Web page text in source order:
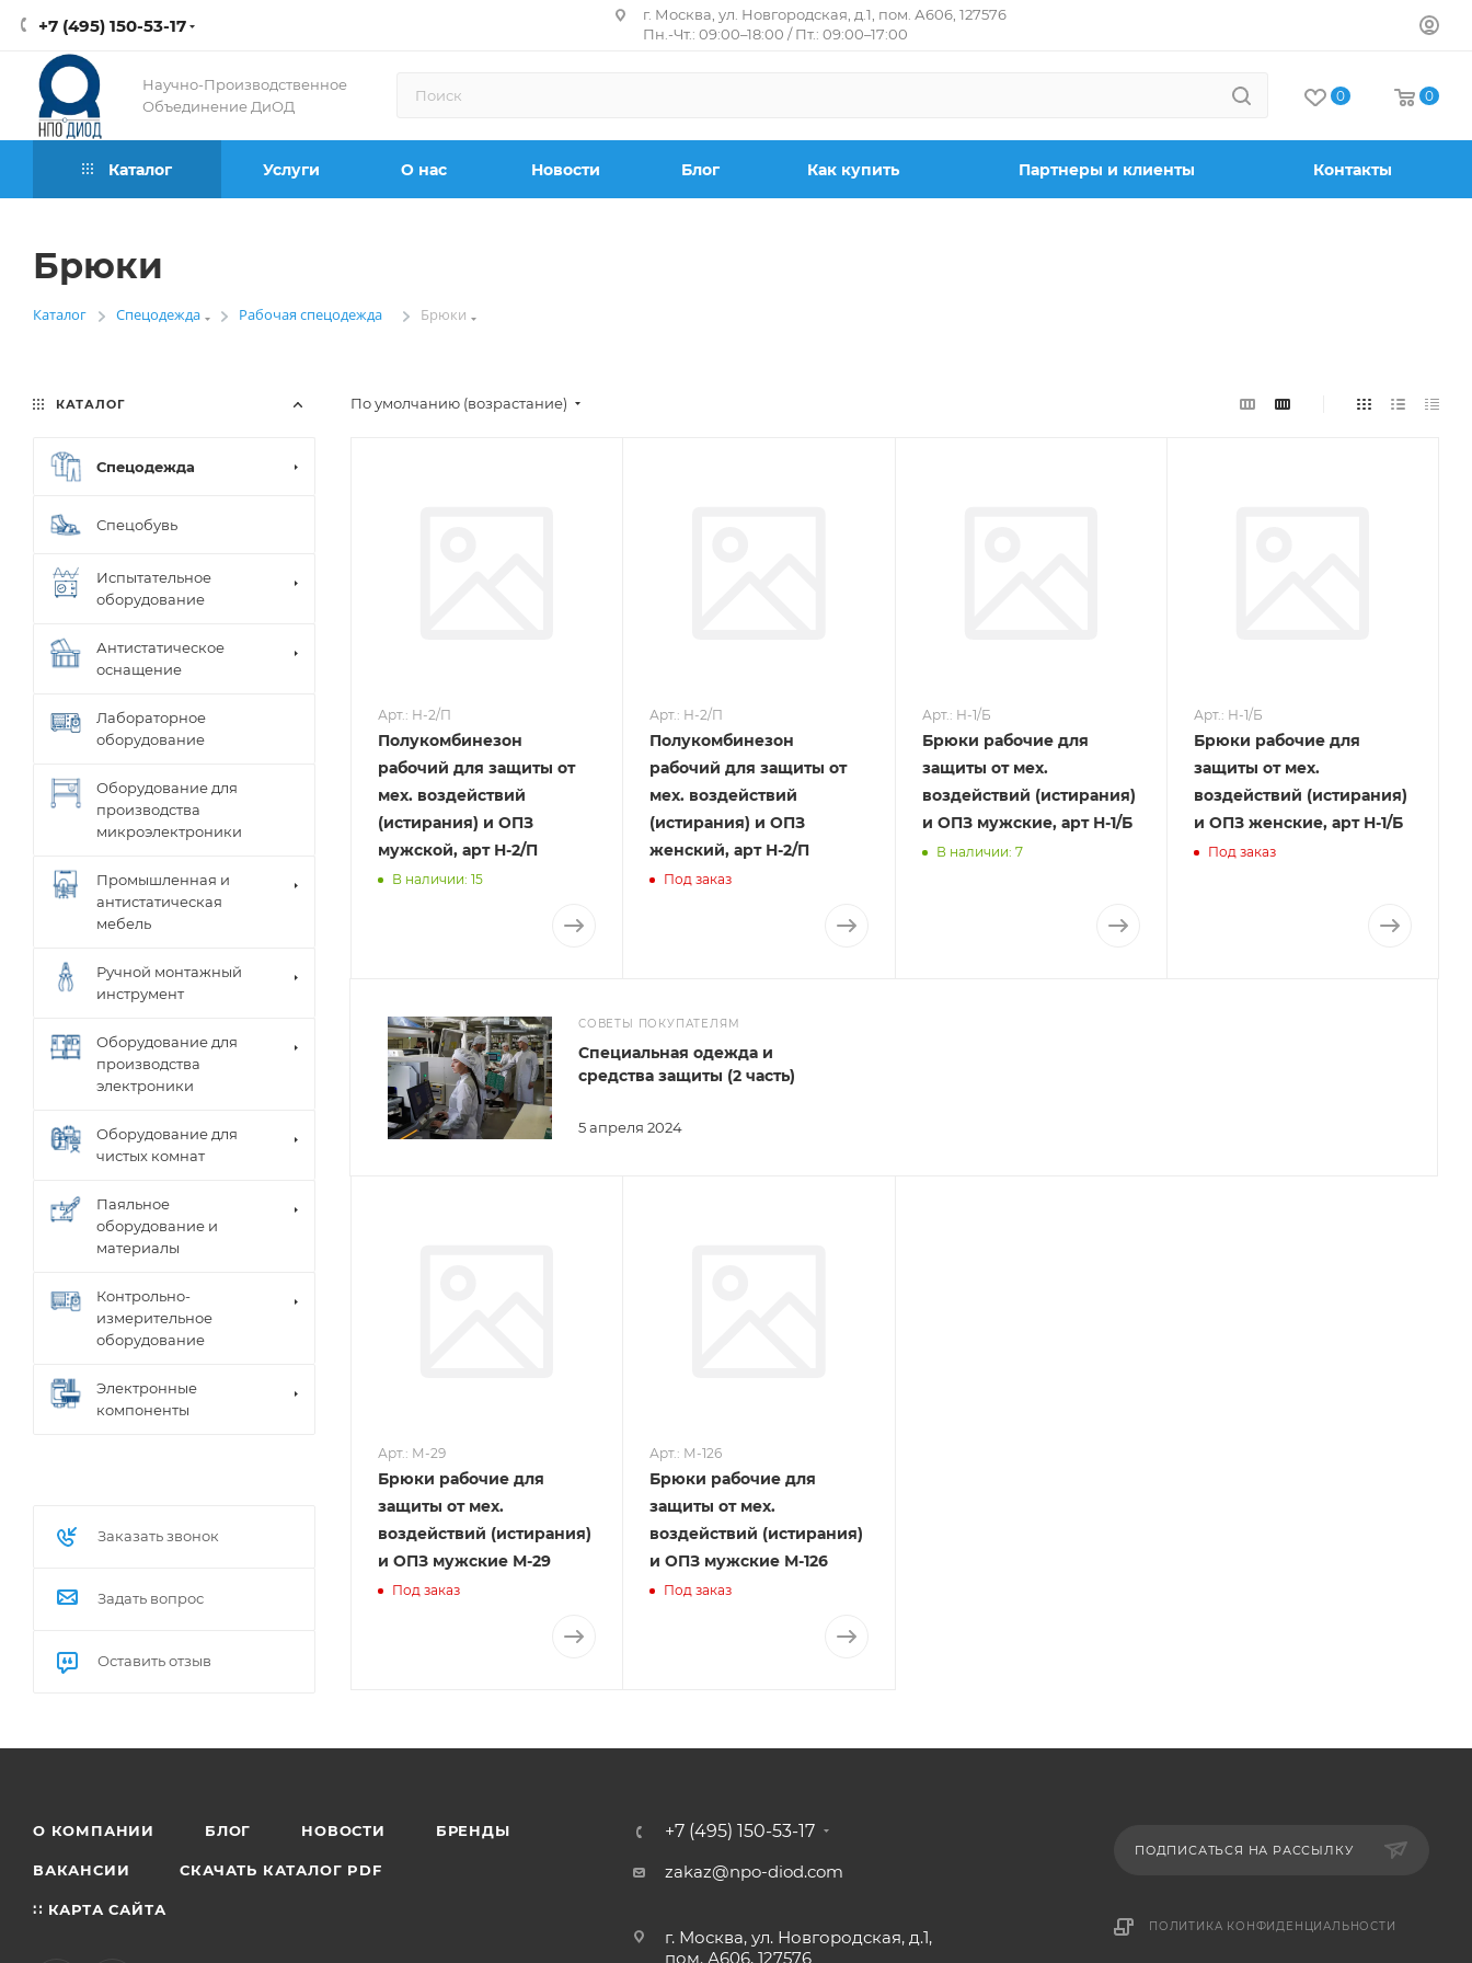
+7 (495) 150-53-17
г. Москва, ул. Новгородская, д.1, пом. А606, 127576
Пн.-Чт.: 09:00–18:00 / Пт.: 09:00–17:00
Научно-Производственное
Объединение ДиОД
0 0
Каталог Услуги О нас Новости Блог Как купить Партнеры и клиенты Контакты
Брюки
Каталог —
Спецодежда —Рабочая спецодежда —Брюки
По умолчанию (возрастание)
Арт.: Н-2/П
Полукомбинезон
рабочий для защиты от
мех. воздействий
(истирания) и ОПЗ
мужской, арт Н-2/П
В наличии: 15
Арт.: Н-2/П
Полукомбинезон
рабочий для защиты от
мех. воздействий
(истирания) и ОПЗ
женский, арт Н-2/П
Под заказ
Арт.: Н-1/Б
Брюки рабочие для
защиты от мех.
воздействий (истирания)
и ОПЗ мужские, арт Н-1/Б
В наличии: 7
Арт.: Н-1/Б
Брюки рабочие для
защиты от мех.
воздействий (истирания)
и ОПЗ женские, арт Н-1/Б
Под заказ
СОВЕТЫ ПОКУПАТЕЛЯМ
5 апреля 2024
Специальная одежда и
средства защиты (2 часть)
Арт.: М-29
Брюки рабочие для
защиты от мех.
воздействий (истирания)
и ОПЗ мужские М-29
Под заказ
Арт.: М-126
Брюки рабочие для
защиты от мех.
воздействий (истирания)
и ОПЗ мужские М-126
Под заказ
КАТАЛОГ
Спецодежда
Спецобувь
Испытательное
оборудование
Антистатическое
оснащение
Лабораторное
оборудование
Оборудование для
производства
микроэлектроники
Промышленная и
антистатическая
мебель
Ручной монтажный
инструмент
Оборудование для
производства
электроники
Оборудование для
чистых комнат
Паяльное
оборудование и
материалы
Контрольно-
измерительное
оборудование
Электронные
компоненты
Заказать звонок
Задать вопрос
Оставить отзыв
О КОМПАНИИ БЛОГ НОВОСТИ БРЕНДЫ
ВАКАНСИИ СКАЧАТЬ КАТАЛОГ PDF
∷ КАРТА САЙТА
+7 (495) 150-53-17
zakaz@npo-diod.com
г. Москва, ул. Новгородская, д.1,
пом. А606, 127576
ПОДПИСАТЬСЯ НА РАССЫЛКУ
ПОЛИТИКА КОНФИДЕНЦИАЛЬНОСТИ